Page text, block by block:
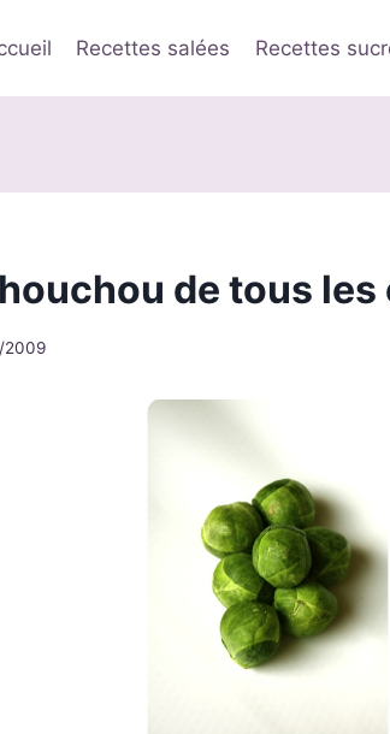
Recettes salées Recettes
de tous
2009